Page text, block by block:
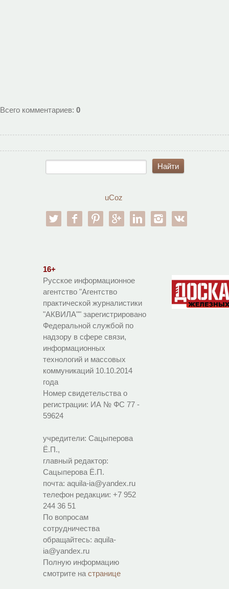
Всего комментариев: 0
uCoz
twitter facebookpinterestgoogle-pllinkedin instagram
16+
Русское информационное
агентство "Агентство
практической журналистики
"АКВИЛА"" зарегистрировано
Федеральной службой по
надзору в сфере связи,
информационных
технологий и массовых
коммуникаций 10.10.2014
года
Номер свидетельства о
регистрации: ИА № ФС 77 -
59624
учредители: Сацыперова
Ё.П.,
главный редактор:
Сацыперова Ё.П.
почта: aquila-ia@yandex.ru
телефон редакции: +7 952
244 36 51
По вопросам
сотрудничества
обращайтесь: aquila-
ia@yandex.ru
Полную информацию
смотрите на странице